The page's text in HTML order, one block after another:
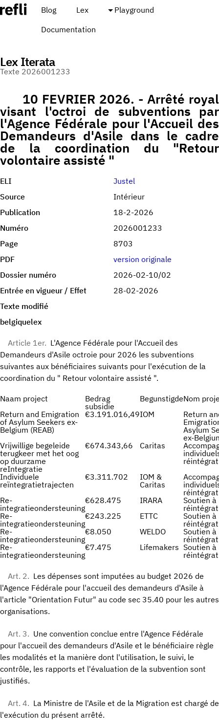
Blog Lex
Playground
Documentation
Lex Iterata
Texte 2026001233
10 FEVRIER 2026. - Arrêté royal
visant l'octroi de subventions par
l'Agence Fédérale pour l'Accueil des
Demandeurs d'Asile dans le cadre
de la coordination du "Retour
volontaire assisté "
ELI
Justel
Source
Intérieur
Publication
18-2-2026
Numéro
2026001233
Page
8703
PDF
version originale
Dossier numéro
2026-02-10/02
Entrée en vigueur / Effet
28-02-2026
Texte modifié
belgiquelex
Article 1er. L'Agence Fédérale pour l'Accueil des
Demandeurs d'Asile octroie pour 2026 les subventions
suivantes aux bénéficiaires suivants pour l'exécution de la
coordination du " Retour volontaire assisté ".
Naam project
Bedrag
subsidie
BegunstigdeNom
Return and Emigration
of Asylum Seekers ex-
Belgium (REAB)
€3.191.016,49IOM
Return
Asylum
ex-
Vrijwillige begeleide
terugkeer met het oog
op duurzame
reIntegratie
€674.343,66 Caritas
Individuele
reïntegratietrajecten
€3.311.702
IOM &
Caritas
Re-
integratieondersteuning
€628.475 IRARA
Soutien à
Re-
integratieondersteuning
€243.225 ETTC
Soutien à
Re-
integratieondersteuning
€8.050 WELDO
Soutien à
Re-
integratieondersteuning
€7.475 Lifemakers Soutien à
Art. 2. Les dépenses sont imputées au budget 2026 de
l'Agence Fédérale pour l'accueil des demandeurs d'Asile à
l'article "Orientation Futur" au code sec 35.40 pour les autres
organisations.
Art. 3. Une convention conclue entre l'Agence Fédérale
pour l'accueil des demandeurs d'Asile et le bénéficiaire règle
les modalités et la manière dont l'utilisation, le suivi, le
contrôle, les rapports et l'évaluation de la subvention sont
justifiés.
Art. 4. La Ministre de l'Asile et de la Migration est chargé de
l'exécution du présent arrêté.